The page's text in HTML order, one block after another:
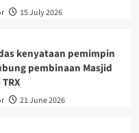
15 July 2026
kenyataan pemimpin
pembinaan Masjid
21 June 2026